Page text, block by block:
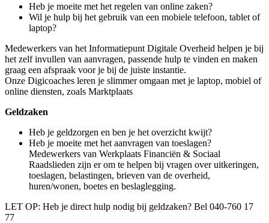
Heb je moeite met het regelen van online zaken?
Wil je hulp bij het gebruik van een mobiele telefoon, tablet of
laptop?
Medewerkers van het Informatiepunt Digitale Overheid helpen je bij
het zelf invullen van aanvragen, passende hulp te vinden en maken
graag een afspraak voor je bij de juiste instantie.
Onze Digicoaches leren je slimmer omgaan met je laptop, mobiel of
online diensten, zoals Marktplaats
Geldzaken
Heb je geldzorgen en ben je het overzicht kwijt?
Heb je moeite met het aanvragen van toeslagen?
Medewerkers van Werkplaats Financiën & Sociaal
Raadslieden zijn er om te helpen bij vragen over uitkeringen,
toeslagen, belastingen, brieven van de overheid,
huren/wonen, boetes en beslaglegging.
LET OP: Heb je direct hulp nodig bij geldzaken? Bel 040-760 17
77